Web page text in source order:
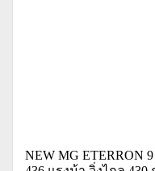
NEW MG